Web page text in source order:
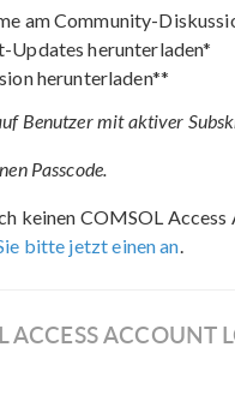
am Community-
Updates herunterladen*
herunterladen**
Benutzer mit aktiver
Passcode.
keinen COMSOL
bitte jetzt einen an.
ACCESS ACCOUNT